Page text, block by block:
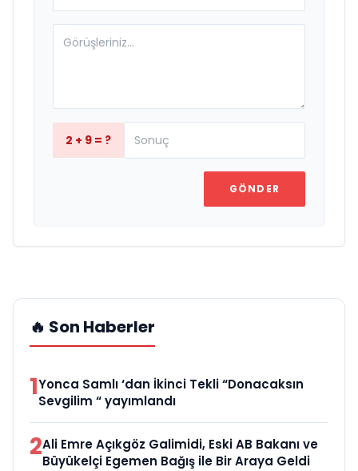
2 + 9 = ?
GÖNDER
🔥 Son Haberler
1Yonca Samlı ‘dan İkinci Tekli “Donacaksın
Sevgilim “ yayımlandı
2Ali Emre Açıkgöz Galimidi, Eski AB Bakanı ve
Büyükelçi Egemen Bağış ile Bir Araya Geldi